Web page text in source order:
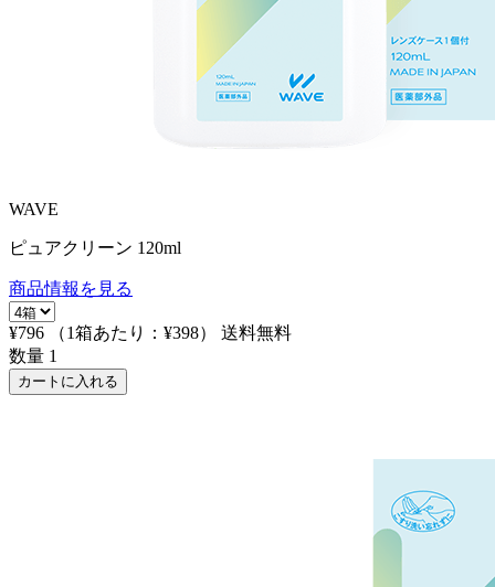
WAVE
ピュアクリーン 120ml
商品情報を見る
¥796 （1箱あたり： ¥398）
送料無料
数量 1
カートに入れる